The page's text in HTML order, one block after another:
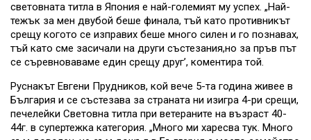
световната титла в Япония е най-големият му успех. „Най-
тежък за мен двубой беше финала, тъй като противникът
срещу когото се изправих беше много силен и го познавах,
тъй като сме засичали на други състезания,но за пръв път
се съревноваваме един срещу друг’, коментира той.
Руснакът Евгени Прудников, кой вече 5-та година живее в
България и се състезава за страната ни изигра 4-ри срещи,
печелейки Световна титла при ветераните на възраст 40-
44г. в супертежка категория. „Много ми харесва тук. Много